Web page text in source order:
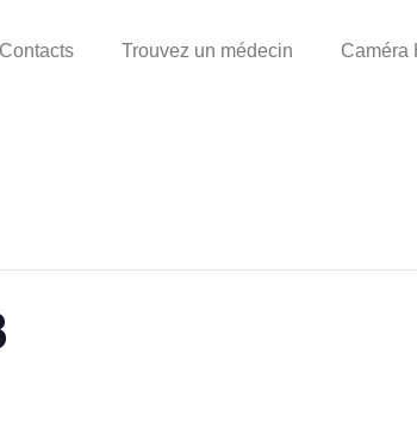
Contacts Trouvez un médecin Caméra